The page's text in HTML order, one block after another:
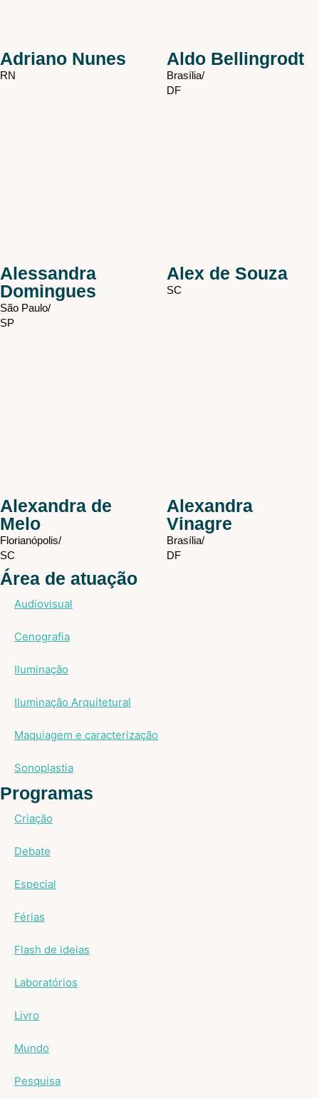
Adriano Nunes
RN
Aldo Bellingrodt
Brasília/
DF
Alessandra
Domingues
São Paulo/
SP
Alex de Souza
SC
Alexandra de
Melo
Florianópolis/
SC
Alexandra
Vinagre
Brasília/
DF
Área de atuação
Audiovisual
Cenografia
Iluminação
Iluminação Arquitetural
Maquiagem e caracterização
Sonoplastia
Programas
Criação
Debate
Especial
Férias
Flash de ideias
Laboratórios
Livro
Mundo
Pesquisa